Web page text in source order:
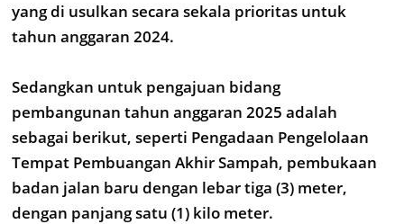
yang di usulkan secara sekala prioritas untuk
tahun anggaran 2024.
Sedangkan untuk pengajuan bidang
pembangunan tahun anggaran 2025 adalah
sebagai berikut, seperti Pengadaan Pengelolaan
Tempat Pembuangan Akhir Sampah, pembukaan
badan jalan baru dengan lebar tiga (3) meter,
dengan panjang satu (1) kilo meter.